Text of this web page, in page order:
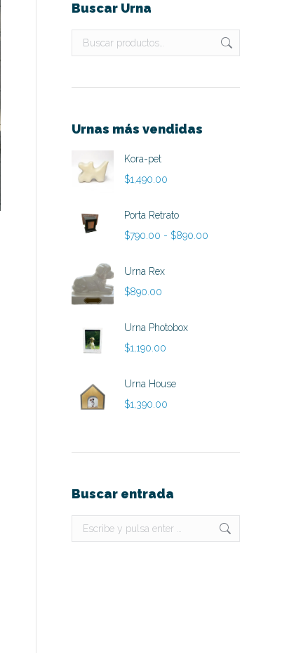
Buscar Urna
Urnas más vendidas
Kora-pet
$1,490.00
Porta Retrato
$790.00 - $890.00
Urna Rex
$890.00
Urna Photobox
$1,190.00
Urna House
$1,390.00
Buscar entrada
Buscar: